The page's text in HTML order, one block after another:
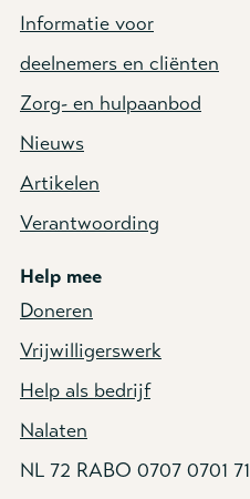
Informatie voor
deelnemers en cliënten
Zorg- en hulpaanbod
Nieuws
Artikelen
Verantwoording
Help mee
Doneren
Vrijwilligerswerk
Help als bedrijf
Nalaten
NL 72 RABO 0707 0701 71